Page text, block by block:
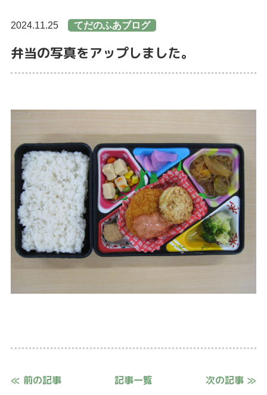
2024.11.25 てだのふあブログ
弁当の写真をアップしました。
≪ 前の記事 記事一覧 次の記事 ≫